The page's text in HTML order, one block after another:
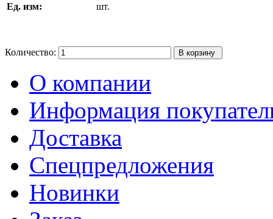
Ед. изм:
шт.
Количество:
О компании
Информация
Доставка
Спецпредложения
Новинки